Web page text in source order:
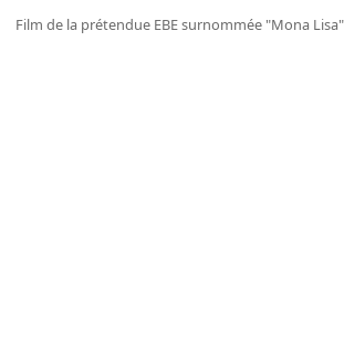
Film de la prétendue EBE surnommée "Mona Lisa"